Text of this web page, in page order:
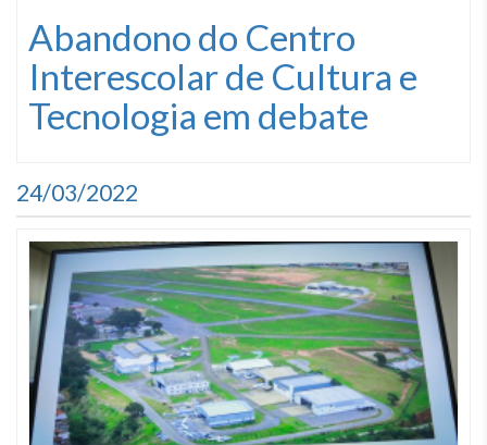
Abandono do Centro
Interescolar de Cultura e
Tecnologia em debate
24/03/2022